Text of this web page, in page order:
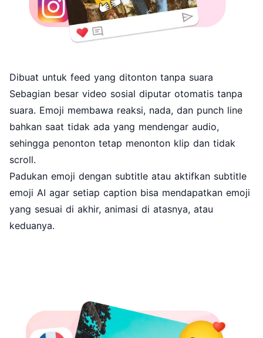
Dibuat untuk feed yang ditonton tanpa suara
Sebagian besar video sosial diputar otomatis tanpa
suara. Emoji membawa reaksi, nada, dan punch line
bahkan saat tidak ada yang mendengar audio,
sehingga penonton tetap menonton klip dan tidak
scroll.
Padukan emoji dengan subtitle atau aktifkan subtitle
emoji AI agar setiap caption bisa mendapatkan emoji
yang sesuai di akhir, animasi di atasnya, atau
keduanya.